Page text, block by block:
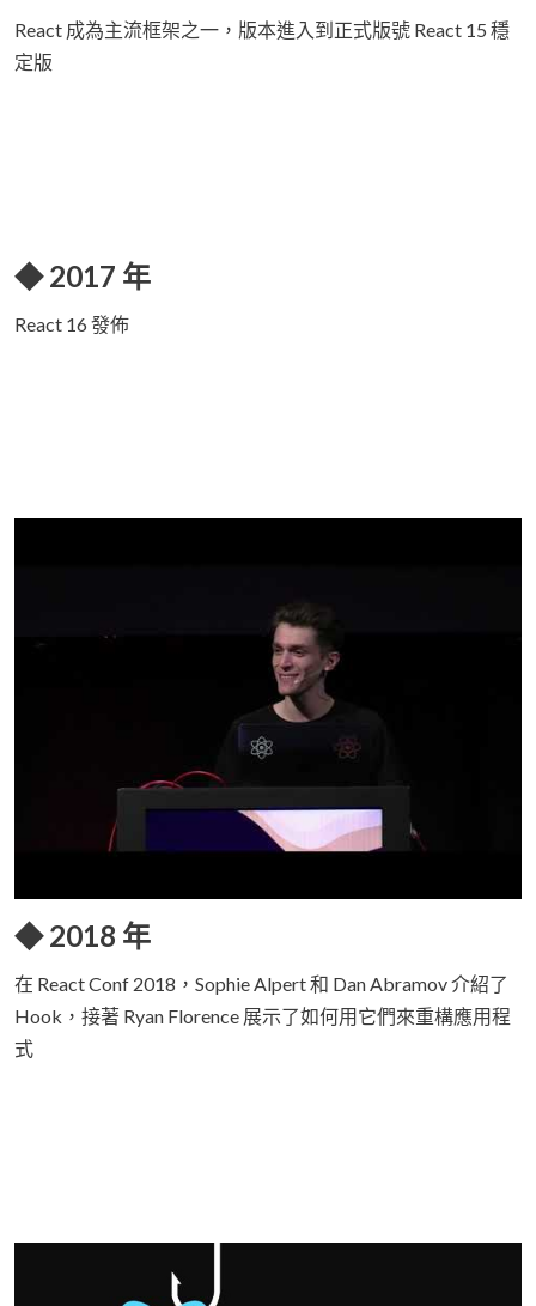
React 成為主流框架之一，版本進入到正式版號 React 15 穩
定版
◆ 2017 年
React 16 發佈
◆ 2018 年
在 React Conf 2018，Sophie Alpert 和 Dan Abramov 介紹了
Hook，接著 Ryan Florence 展示了如何用它們來重構應用程
式